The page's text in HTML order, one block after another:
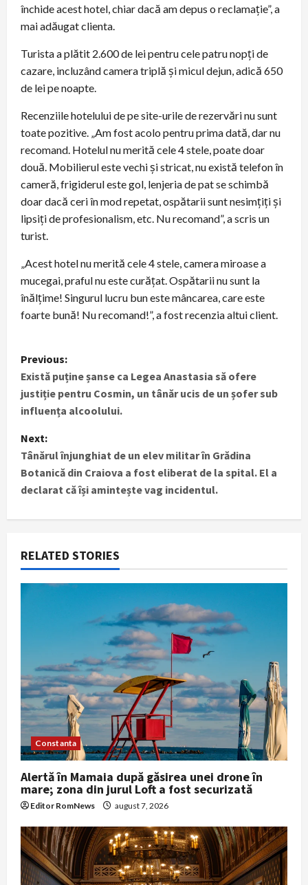
închide acest hotel, chiar dacă am depus o reclamație”, a
mai adăugat clienta.
Turista a plătit 2.600 de lei pentru cele patru nopți de
cazare, incluzând camera triplă și micul dejun, adică 650
de lei pe noapte.
Recenziile hotelului de pe site-urile de rezervări nu sunt
toate pozitive. „Am fost acolo pentru prima dată, dar nu
recomand. Hotelul nu merită cele 4 stele, poate doar
două. Mobilierul este vechi și stricat, nu există telefon în
cameră, frigiderul este gol, lenjeria de pat se schimbă
doar dacă ceri în mod repetat, ospătarii sunt nesimțiți și
lipsiți de profesionalism, etc. Nu recomand”, a scris un
turist.
„Acest hotel nu merită cele 4 stele, camera miroase a
mucegai, praful nu este curățat. Ospătarii nu sunt la
înălțime! Singurul lucru bun este mâncarea, care este
foarte bună! Nu recomand!”, a fost recenzia altui client.
P
o
s
t
n
a
v
i
g
i
o
n
Previous:
Există puține șanse ca Legea Anastasia să ofere
justiție pentru Cosmin, un tânăr ucis de un șofer sub
influența alcoolului.
Next:
Tânărul înjunghiat de un elev militar în Grădina
Botanică din Craiova a fost eliberat de la spital. El a
declarat că își amintește vag incidentul.
RELATED STORIES
Constanta
Alertă în Mamaia după găsirea unei drone în
mare; zona din jurul Loft a fost securizată
Editor RomNews august 7, 2026